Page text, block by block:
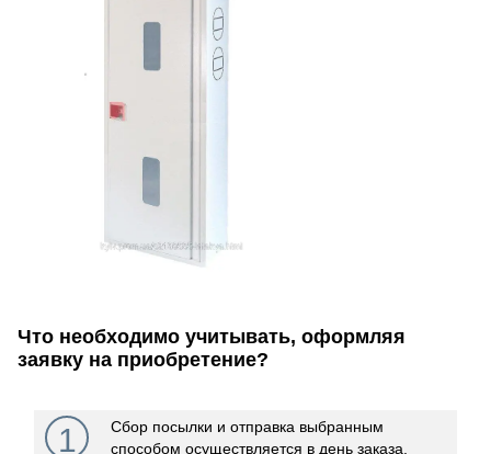
Что необходимо учитывать, оформляя
заявку на приобретение?
1
Сбор посылки и отправка выбранным
способом осуществляется в день заказа.